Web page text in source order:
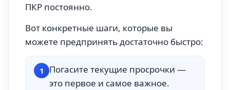
ПКР постоянно.
Вот конкретные шаги, которые вы
можете предпринять достаточно быстро:
1
Погасите текущие просрочки —
это первое и самое важное.